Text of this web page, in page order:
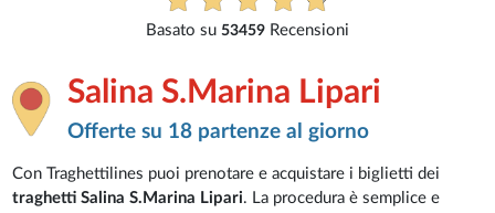
Basato su 53459 Recensioni
Salina S.Marina Lipari
Offerte su 18 partenze al giorno
Con Traghettilines puoi prenotare e acquistare i biglietti dei
traghetti Salina S.Marina Lipari. La procedura è semplice e